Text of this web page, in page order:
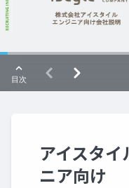
アイスタ
ニア向け